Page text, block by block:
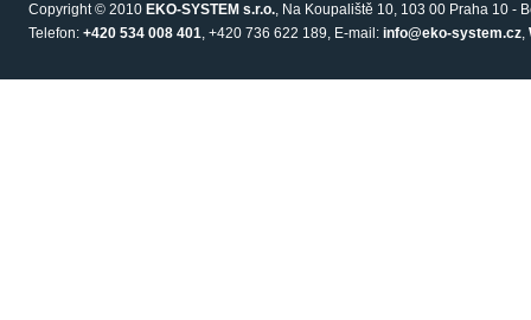
Copyright © 2010 EKO-SYSTEM s.r.o., Na Koupaliště 10, 103 00 Praha 10 -
Telefon: +420 534 008 401, +420 736 622 189, E-mail: info@eko-system.cz,